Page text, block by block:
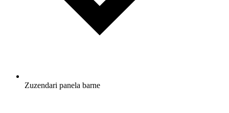
Zuzendari panela barne